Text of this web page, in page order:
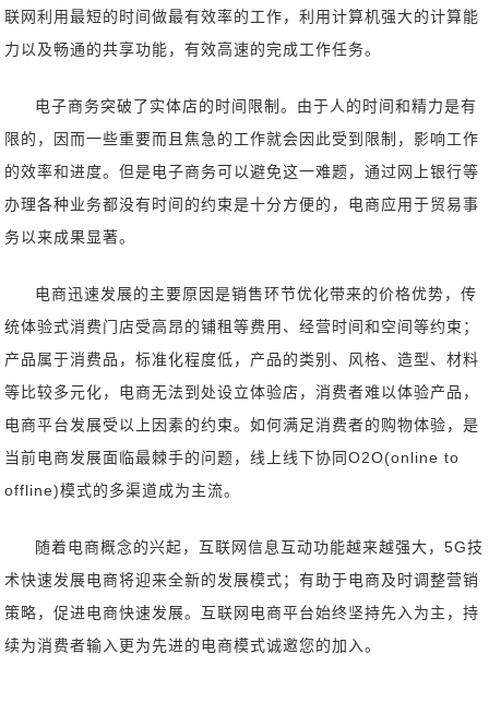
联网利用最短的时间做最有效率的工作，利用计算机强大的计算能
力以及畅通的共享功能，有效高速的完成工作任务。
电子商务突破了实体店的时间限制。由于人的时间和精力是有
限的，因而一些重要而且焦急的工作就会因此受到限制，影响工作
的效率和进度。但是电子商务可以避免这一难题，通过网上银行等
办理各种业务都没有时间的约束是十分方便的，电商应用于贸易事
务以来成果显著。
电商迅速发展的主要原因是销售环节优化带来的价格优势，传
统体验式消费门店受高昂的铺租等费用、经营时间和空间等约束；
产品属于消费品，标准化程度低，产品的类别、风格、造型、材料
等比较多元化，电商无法到处设立体验店，消费者难以体验产品，
电商平台发展受以上因素的约束。如何满足消费者的购物体验，是
当前电商发展面临最棘手的问题，线上线下协同O2O(online to
offline)模式的多渠道成为主流。
随着电商概念的兴起，互联网信息互动功能越来越强大，5G技
术快速发展电商将迎来全新的发展模式；有助于电商及时调整营销
策略，促进电商快速发展。互联网电商平台始终坚持先入为主，持
续为消费者输入更为先进的电商模式诚邀您的加入。